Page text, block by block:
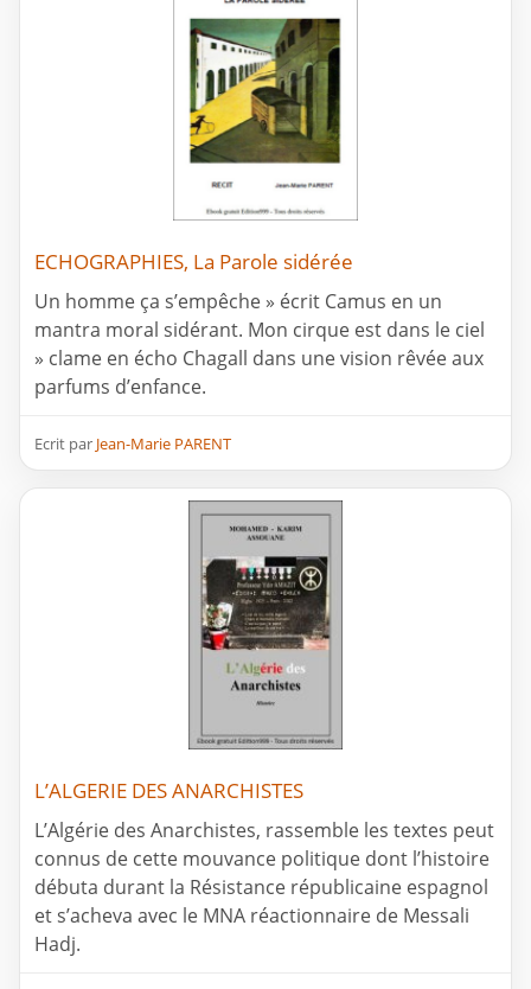
ECHOGRAPHIES, La Parole sidérée
Un homme ça s’empêche » écrit Camus en un
mantra moral sidérant. Mon cirque est dans le ciel
» clame en écho Chagall dans une vision rêvée aux
parfums d’enfance.
Ecrit par Jean-Marie PARENT
L’ALGERIE DES ANARCHISTES
L’Algérie des Anarchistes, rassemble les textes peut
connus de cette mouvance politique dont l’histoire
débuta durant la Résistance républicaine espagnol
et s’acheva avec le MNA réactionnaire de Messali
Hadj.